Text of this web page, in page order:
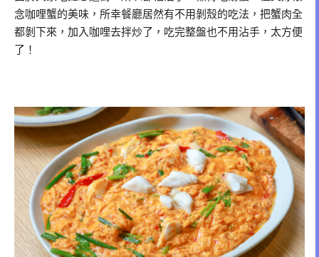
念咖哩蟹的美味，所幸餐廳居然有不用剝殼的吃法，把蟹肉全
都剝下來，加入咖哩去拌炒了，吃完整盤也不用沾手，太方便
了！